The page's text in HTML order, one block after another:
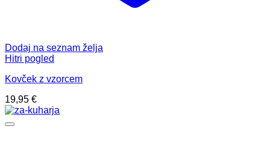
Dodaj na seznam želja
Hitri pogled
Kovček z vzorcem
19,95 €